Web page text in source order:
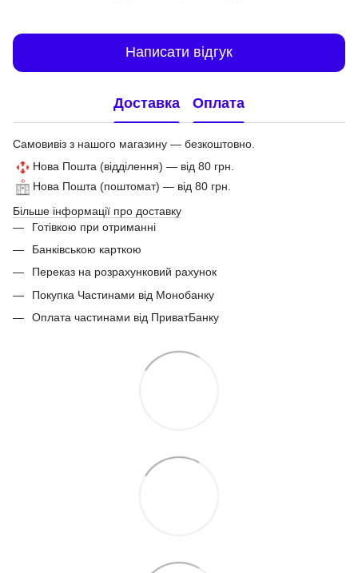
Написати відгук
Доставка Оплата
Самовивіз з нашого магазину — безкоштовно.
Нова Пошта (відділення) — від 80 грн.
Нова Пошта (поштомат) — від 80 грн.
Більше інформації про доставку
Готівкою при отриманні
Банківською карткою
Переказ на розрахунковий рахунок
Покупка Частинами від Монобанку
Оплата частинами від ПриватБанку